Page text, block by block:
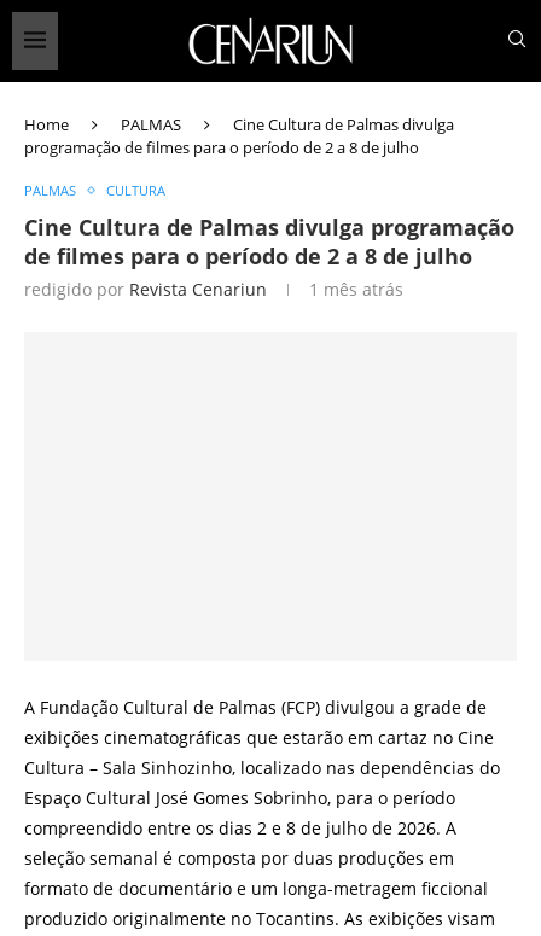
Home PALMAS
Cine Cultura de Palmas divulga
programação de filmes para o período de 2 a 8 de julho
PALMAS CULTURA
Cine Cultura de Palmas divulga programação
de filmes para o período de 2 a 8 de julho
redigido por Revista Cenariun 1 mês atrás
A Fundação Cultural de Palmas (FCP) divulgou a grade de
exibições cinematográficas que estarão em cartaz no Cine
Cultura – Sala Sinhozinho, localizado nas dependências do
Espaço Cultural José Gomes Sobrinho, para o período
compreendido entre os dias 2 e 8 de julho de 2026. A
seleção semanal é composta por duas produções em
formato de documentário e um longa-metragem ficcional
produzido originalmente no Tocantins. As exibições visam